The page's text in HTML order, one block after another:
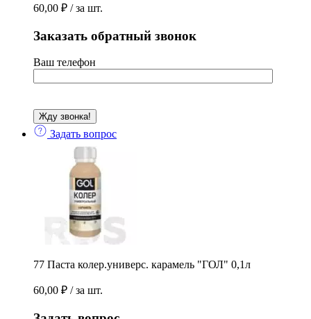
60,00 ₽ / за шт.
Заказать обратный звонок
Ваш телефон
Задать вопрос
77 Паста колер.универс. карамель "ГОЛ" 0,1л
60,00 ₽ / за шт.